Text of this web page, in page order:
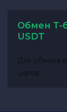
Обмен Т-
USDT
Для обмена
шагов.